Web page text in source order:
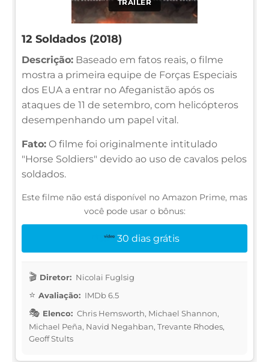
TRAILER
12 Soldados (2018)
Descrição: Baseado em fatos reais, o filme
mostra a primeira equipe de Forças Especiais
dos EUA a entrar no Afeganistão após os
ataques de 11 de setembro, com helicópteros
desempenhando um papel vital.
Fato: O filme foi originalmente intitulado
"Horse Soldiers" devido ao uso de cavalos pelos
soldados.
Este filme não está disponível no Amazon Prime, mas
você pode usar o bônus:
30 dias grátis
Diretor: Nicolai Fuglsig
Avaliação: IMDb 6.5
Elenco: Chris Hemsworth, Michael Shannon,
Michael Peña, Navid Negahban, Trevante Rhodes,
Geoff Stults